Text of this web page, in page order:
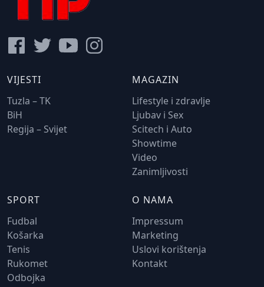
VIJESTI
Tuzla – TK
BiH
Regija – Svijet
MAGAZIN
Lifestyle i zdravlje
Ljubav i Sex
Scitech i Auto
Showtime
Video
Zanimljivosti
SPORT
Fudbal
Košarka
Tenis
Rukomet
Odbojka
O NAMA
Impressum
Marketing
Uslovi korištenja
Kontakt